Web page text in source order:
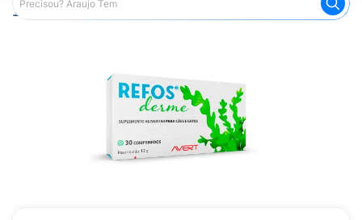
Araujo Pet Shop Refos